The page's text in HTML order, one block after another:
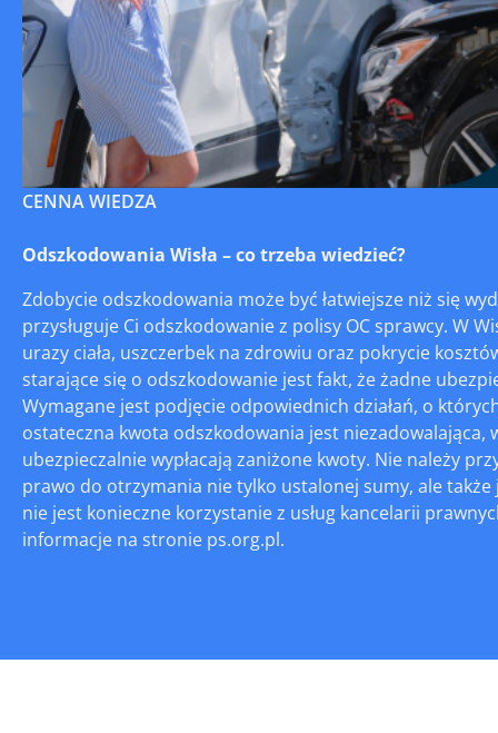
CENNA WIEDZA
Odszkodowania Wisła – co trzeba wiedzieć?
Zdobycie odszkodowania może być łatwiejsze niż się
przysługuje Ci odszkodowanie z polisy OC sprawcy. W
urazy ciała, uszczerbek na zdrowiu oraz pokrycie
starające się o odszkodowanie jest fakt, że żadne
Wymagane jest podjęcie odpowiednich działań, o
ostateczna kwota odszkodowania jest niezadowalająca,
ubezpieczalnie wypłacają zaniżone kwoty. Nie należy
prawo do otrzymania nie tylko ustalonej sumy, ale
nie jest konieczne korzystanie z usług kancelarii
informacje na stronie ps.org.pl.